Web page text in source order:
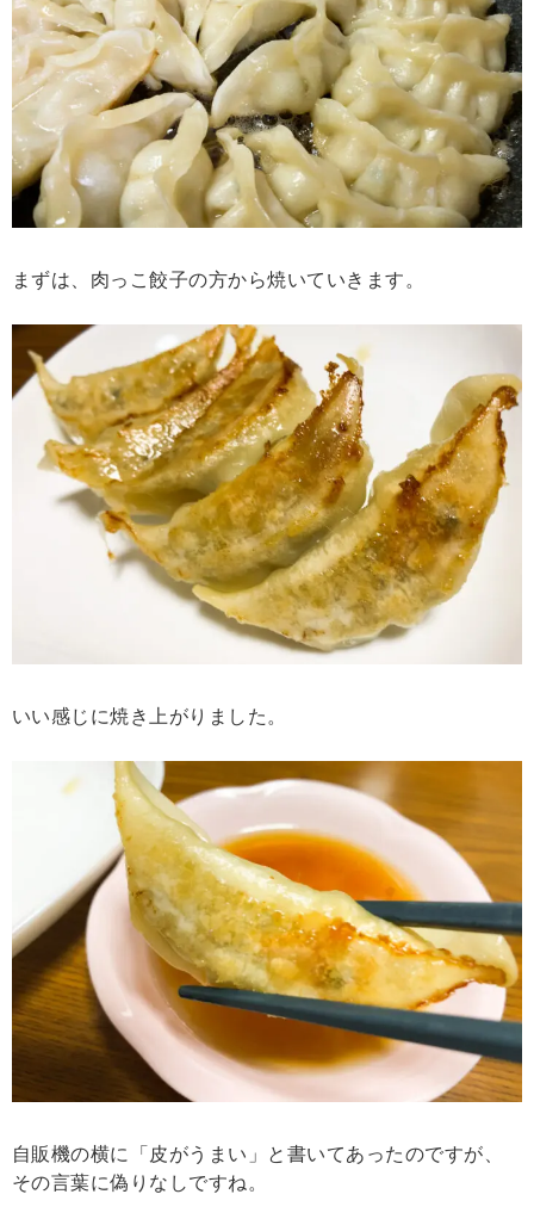
まずは、肉っこ餃子の方から焼いていきます。
いい感じに焼き上がりました。
自販機の横に「皮がうまい」と書いてあったのですが、
その言葉に偽りなしですね。